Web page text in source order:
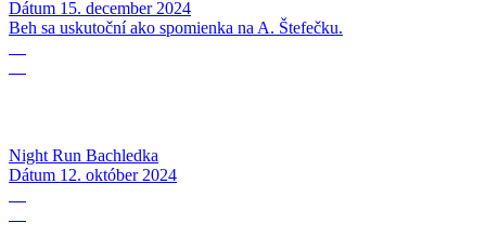
Dátum 15. december 2024
Beh sa uskutoční ako spomienka na A. Štefečku.
Night Run Bachledka
Dátum 12. október 2024